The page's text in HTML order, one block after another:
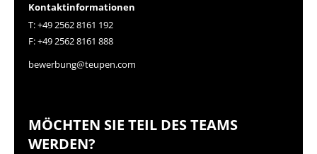
Kontaktinformationen
T: +49 2562 8161 192
F: +49 2562 8161 888
bewerbung@teupen.com
MÖCHTEN SIE TEIL DES TEAMS
WERDEN?